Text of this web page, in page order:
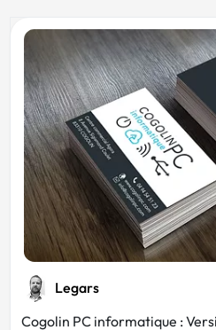
Legars
Cogolin PC informatique :